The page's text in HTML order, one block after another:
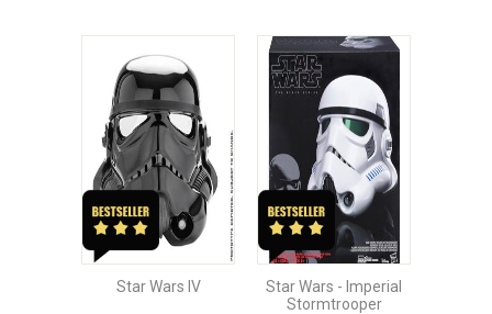
Star Wars IV
Star Wars - Imperial
Stormtrooper